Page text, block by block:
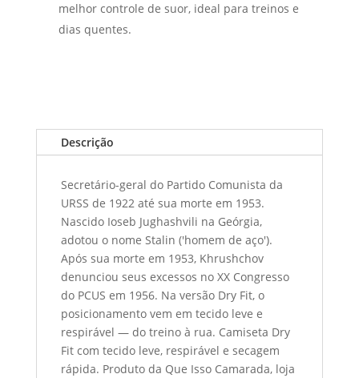
melhor controle de suor, ideal para treinos e
dias quentes.
Descrição
Secretário-geral do Partido Comunista da
URSS de 1922 até sua morte em 1953.
Nascido Ioseb Jughashvili na Geórgia,
adotou o nome Stalin ('homem de aço').
Após sua morte em 1953, Khrushchov
denunciou seus excessos no XX Congresso
do PCUS em 1956. Na versão Dry Fit, o
posicionamento vem em tecido leve e
respirável — do treino à rua. Camiseta Dry
Fit com tecido leve, respirável e secagem
rápida. Produto da Que Isso Camarada, loja